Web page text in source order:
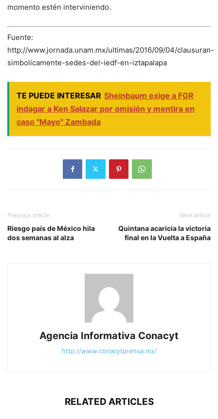
momento estén interviniendo.
Fuente:
http://www.jornada.unam.mx/ultimas/2016/09/04/clausuran-
simbolicamente-sedes-del-iedf-en-iztapalapa
TE PUEDE INTERESAR Sheinbaum exige a FGR
indagar a Ken Salazar por omisión y mentira en
caso "Mayo" Zambada
Previous article
Riesgo país de México hila
dos semanas al alza
Next article
Quintana acaricia la victoria
final en la Vuelta a España
Agencia Informativa Conacyt
http://www.conacytprensa.mx/
RELATED ARTICLES